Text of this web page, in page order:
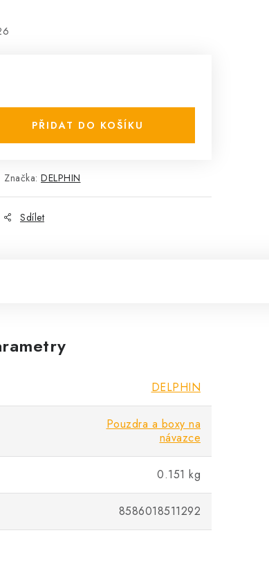
PŘIDAT DO KOŠÍKU
Značka: DELPHIN
Sdílet
DELPHIN
Pouzdra a boxy na
návazce
0.151 kg
8586018511292